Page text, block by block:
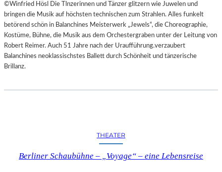
©Winfried Hösl Die Tlnzerinnen und Tänzer glitzern wie Juwelen und
bringen die Musik auf höchsten technischen zum Strahlen. Alles funkelt
betörend schön in Balanchines Meisterwerk „Jewels“, die Choreographie,
Kostüme, Bühne, die Musik aus dem Orchestergraben unter der Leitung von
Robert Reimer. Auch 51 Jahre nach der Uraufführung.verzaubert
Balanchines neoklassischstes Ballett durch Schönheit und tänzerische
Brillanz.
THEATER
Berliner Schaubühne – „Voyage“ – eine Lebensreise